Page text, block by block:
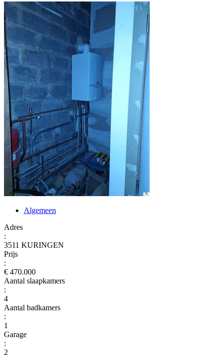
Algemeen
Adres
:
3511 KURINGEN
Prijs
:
€ 470.000
Aantal slaapkamers
:
4
Aantal badkamers
:
1
Garage
:
2